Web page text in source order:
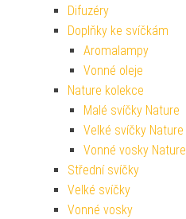
Difuzéry
Doplňky ke svíčkám
Aromalampy
Vonné oleje
Nature kolekce
Malé svíčky Nature
Velké svíčky Nature
Vonné vosky Nature
Střední svíčky
Velké svíčky
Vonné vosky